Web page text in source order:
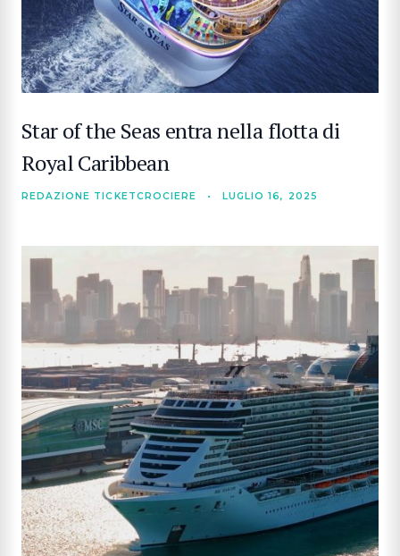
Star of the Seas entra nella flotta di
Royal Caribbean
REDAZIONE TICKETCROCIERE • LUGLIO 16, 2025